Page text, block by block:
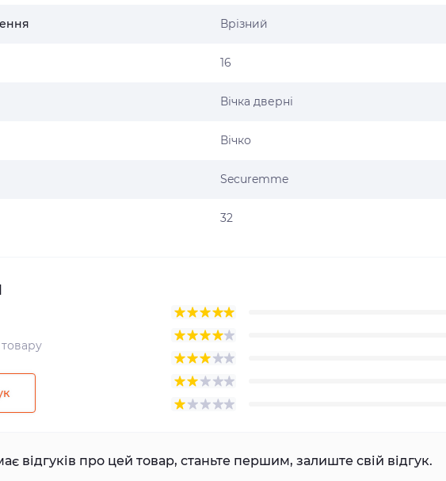
Врізний
16
Вічка дверні
Вічко
Securemme
32
відгуків про цей товар, станьте першим, залиште свій відгук.